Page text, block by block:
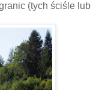
(tych ściśle lub